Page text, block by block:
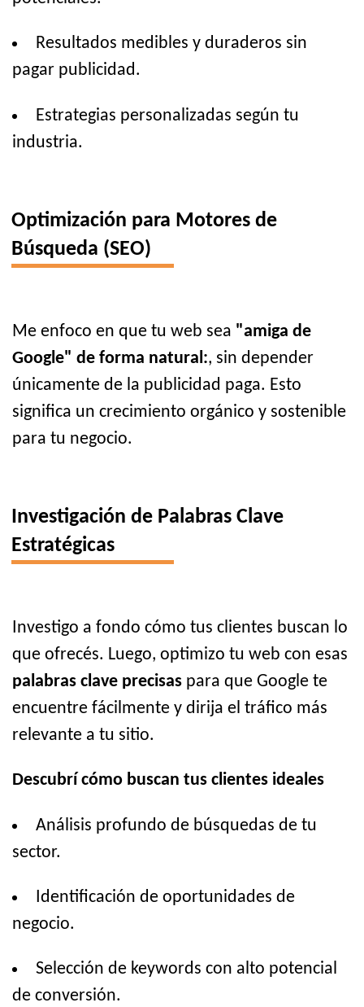
Resultados medibles y duraderos sin
pagar publicidad.
Estrategias personalizadas según tu
industria.
Optimización para Motores de
Búsqueda (SEO)
Me enfoco en que tu web sea "amiga de
Google" de forma natural:, sin depender
únicamente de la publicidad paga. Esto
significa un crecimiento orgánico y sostenible
para tu negocio.
Investigación de Palabras Clave
Estratégicas
Investigo a fondo cómo tus clientes buscan lo
que ofrecés. Luego, optimizo tu web con esas
palabras clave precisas para que Google te
encuentre fácilmente y dirija el tráfico más
relevante a tu sitio.
Descubrí cómo buscan tus clientes ideales
Análisis profundo de búsquedas de tu
sector.
Identificación de oportunidades de
negocio.
Selección de keywords con alto potencial
de conversión.